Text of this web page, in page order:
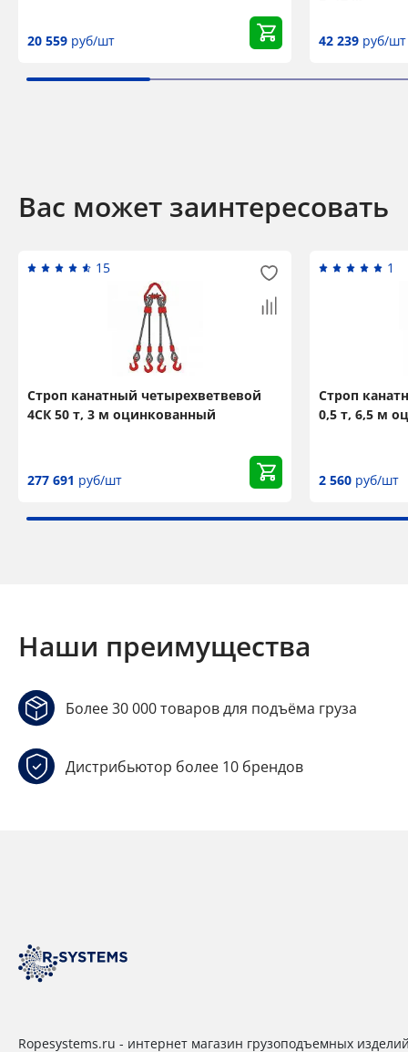
20 559 руб/шт 42 239 руб/шт
Вас может заинтересовать
15
Строп канатный четырехветвевой
4СК 50 т, 3 м оцинкованный
277 691 руб/шт
1
Строп
0,5 т, 6,5 м
2 560 руб/шт
Наши преимущества
Более 30 000 товаров для подъёма груза
Дистрибьютор более 10 брендов
Ropesystems.ru - интернет магазин грузоподъемных